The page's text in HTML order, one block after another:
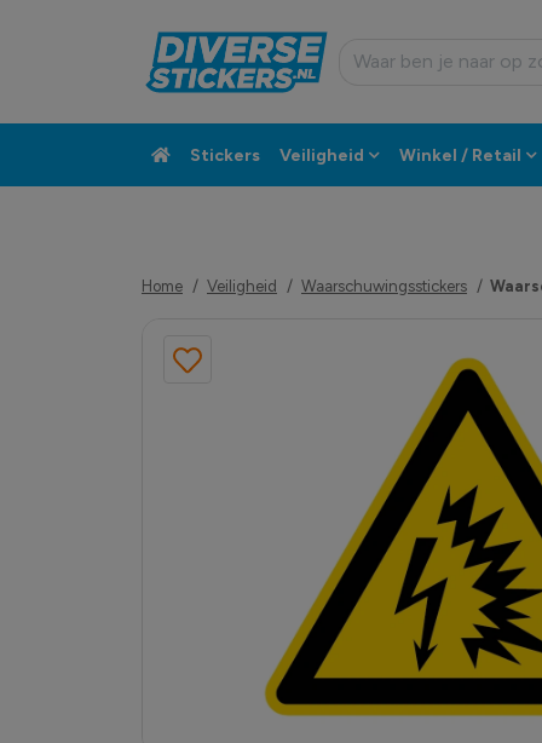
Stickers Veiligheid Winkel / Retail
Home Veiligheid Waarschuwingsstickers